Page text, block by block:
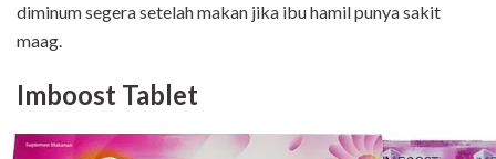
diminum segera setelah makan jika ibu hamil punya sakit
maag.
Imboost Tablet